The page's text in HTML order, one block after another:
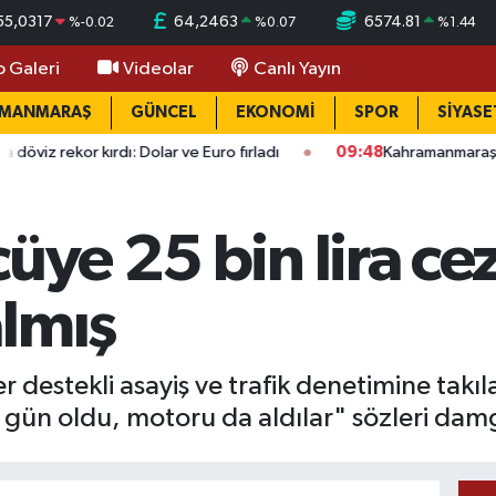
%-0.02 64,2463 %0.07 6574.81 %1.44
Galeri Videolar Canlı Yayın
GÜNCEL EKONOMİ SPOR
Dolar ve Euro fırladı 09:48 Kahramanmaraş'ta
25 bin lira
destekli asayiş ve trafik denetimine
oldu, motoru da aldılar" sözleri